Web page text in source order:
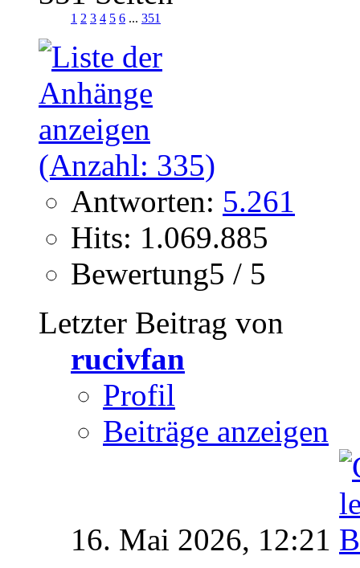
1 2 3 4 5 6 ... 351
Antworten: 5.261
Hits: 1.069.885
Bewertung5 / 5
Letzter Beitrag von
rucivfan
Profil
Beiträge anzeigen
16. Mai 2026, 12:21